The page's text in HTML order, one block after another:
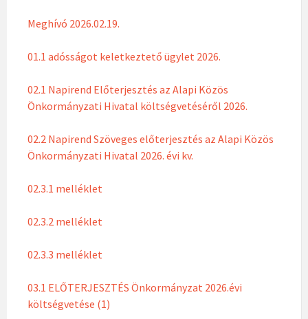
Meghívó 2026.02.19.
01.1 adósságot keletkeztető ügylet 2026.
02.1 Napirend Előterjesztés az Alapi Közös
Önkormányzati Hivatal költségvetéséről 2026.
02.2 Napirend Szöveges előterjesztés az Alapi Közös
Önkormányzati Hivatal 2026. évi kv.
02.3.1 melléklet
02.3.2 melléklet
02.3.3 melléklet
03.1 ELŐTERJESZTÉS Önkormányzat 2026.évi
költségvetése (1)